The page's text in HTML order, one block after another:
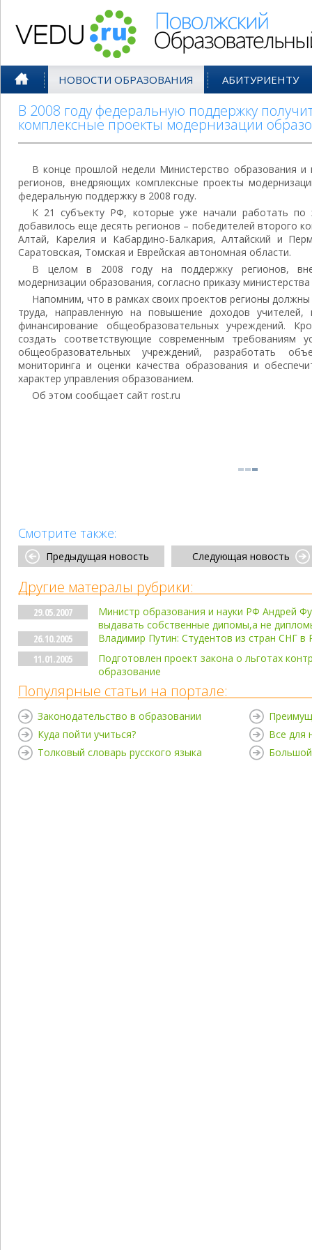
НОВОСТИ ОБРАЗОВАНИЯ АБИТУРИЕНТУ
В 2008 году федеральную поддержку
комплексные проекты модернизации
В конце прошлой недели Министерство образования и
регионов, внедряющих комплексные проекты
федеральную поддержку в 2008 году.
К 21 субъекту РФ, которые уже начали работать по
добавилось еще десять регионов – победителей второго
Алтай, Карелия и Кабардино-Балкария, Алтайский и
Саратовская, Томская и Еврейская автономная области.
В целом в 2008 году на поддержку регионов,
модернизации образования, согласно приказу
Напомним, что в рамках своих проектов регионы
труда, направленную на повышение доходов учителей,
финансирование общеобразовательных учреждений.
создать соответствующие современным требованиям
общеобразовательных учреждений, разработать
мониторинга и оценки качества образования и
характер управления образованием.
Об этом сообщает сайт rost.ru
Смотрите также:
Предыдущая новость Следующая новость
Другие матералы рубрики:
29.05.2007
Министр образования и науки РФ Андрей
выдавать собственные дипомы,а не
26.10.2005
Владимир Путин: Студентов из стран СНГ
11.01.2005
Подготовлен проект закона о льготах
образование
Популярные статьи на портале:
Законодательство в образовании
Куда пойти учиться?
Толковый словарь русского языка
Все для
Большой